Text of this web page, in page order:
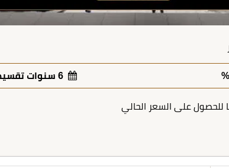
للحصول على السعر الحالي